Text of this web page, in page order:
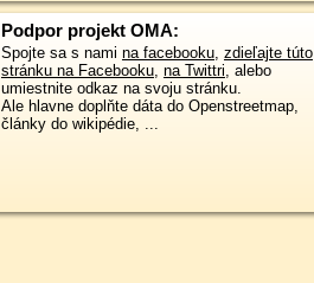
Podpor projekt OMA:
Spojte sa s nami na facebooku, zdieľajte túto
stránku na Facebooku, na Twittri, alebo
umiestnite odkaz na svoju stránku.
Ale hlavne doplňte dáta do Openstreetmap,
články do wikipédie, ...